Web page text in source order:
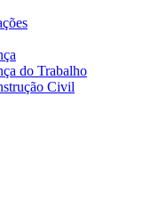
do Trabalho
Civil